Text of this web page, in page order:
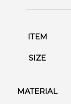
ITEM
SIZE
MATERIAL